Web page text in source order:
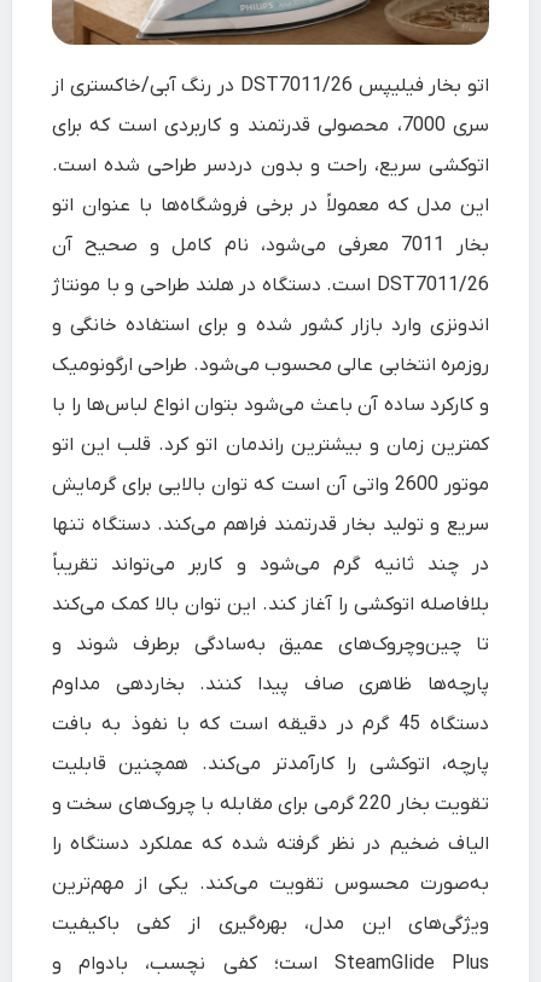
اتو بخار فیلیپس DST7011/26 در رنگ آبی/خاکستری از
سری 7000، محصولی قدرتمند و کاربردی است که برای
اتوکشی سریع، راحت و بدون دردسر طراحی شده است.
این مدل که معمولاً در برخی فروشگاه‌ها با عنوان اتو
بخار 7011 معرفی می‌شود، نام کامل و صحیح آن
DST7011/26 است. دستگاه در هلند طراحی و با مونتاژ
اندونزی وارد بازار کشور شده و برای استفاده خانگی و
روزمره انتخابی عالی محسوب می‌شود. طراحی ارگونومیک
و کارکرد ساده آن باعث می‌شود بتوان انواع لباس‌ها را با
کمترین زمان و بیشترین راندمان اتو کرد. قلب این اتو
موتور 2600 واتی آن است که توان بالایی برای گرمایش
سریع و تولید بخار قدرتمند فراهم می‌کند. دستگاه تنها
در چند ثانیه گرم می‌شود و کاربر می‌تواند تقریباً
بلافاصله اتوکشی را آغاز کند. این توان بالا کمک می‌کند
تا چین‌وچروک‌های عمیق به‌سادگی برطرف شوند و
پارچه‌ها ظاهری صاف پیدا کنند. بخاردهی مداوم
دستگاه 45 گرم در دقیقه است که با نفوذ به بافت
پارچه، اتوکشی را کارآمدتر می‌کند. همچنین قابلیت
تقویت بخار 220 گرمی برای مقابله با چروک‌های سخت و
الیاف ضخیم در نظر گرفته شده که عملکرد دستگاه را
به‌صورت محسوس تقویت می‌کند. یکی از مهم‌ترین
ویژگی‌های این مدل، بهره‌گیری از کفی باکیفیت
SteamGlide Plus است؛ کفی نچسب، بادوام و